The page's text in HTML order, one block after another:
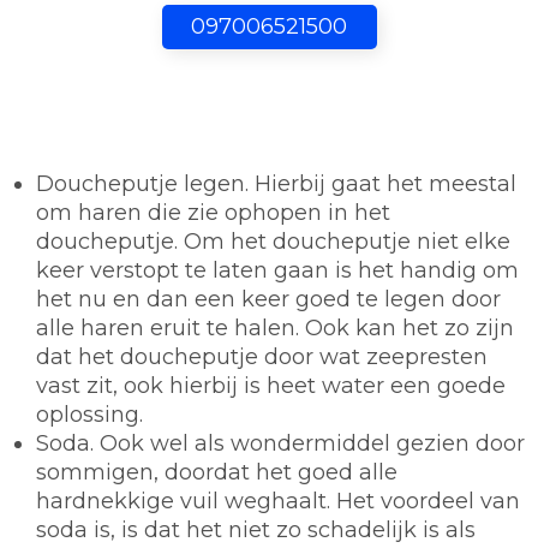
097006521500
Doucheputje legen. Hierbij gaat het meestal
om haren die zie ophopen in het
doucheputje. Om het doucheputje niet elke
keer verstopt te laten gaan is het handig om
het nu en dan een keer goed te legen door
alle haren eruit te halen. Ook kan het zo zijn
dat het doucheputje door wat zeepresten
vast zit, ook hierbij is heet water een goede
oplossing.
Soda. Ook wel als wondermiddel gezien door
sommigen, doordat het goed alle
hardnekkige vuil weghaalt. Het voordeel van
soda is, is dat het niet zo schadelijk is als